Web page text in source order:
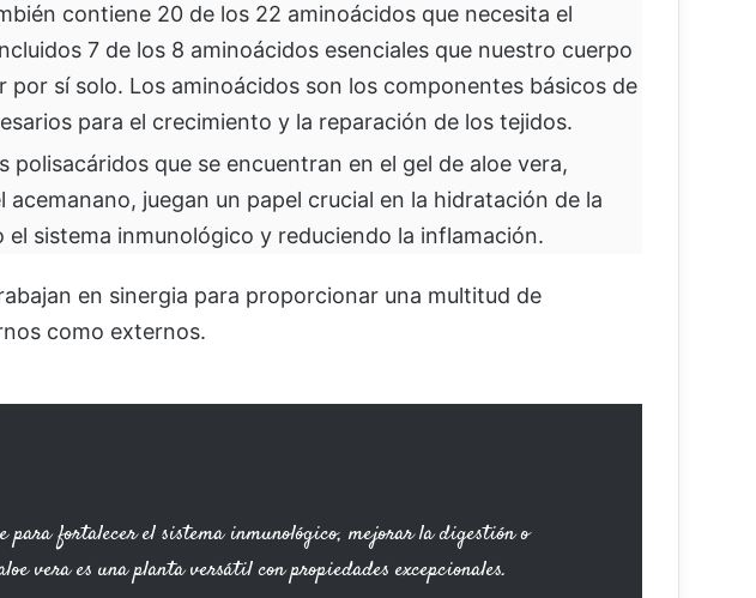
contiene 20 de los 22 aminoácidos que necesita el
7 de los 8 aminoácidos esenciales que nuestro cuerpo
por sí solo. Los aminoácidos son los componentes básicos de
para el crecimiento y la reparación de los tejidos.
polisacáridos que se encuentran en el gel de aloe vera,
acemanano, juegan un papel crucial en la hidratación de la
sistema inmunológico y reduciendo la inflamación.
en sinergia para proporcionar una multitud de
como externos.
para fortalecer el sistema inmunológico, mejorar la digestión o
vera es una planta versátil con propiedades excepcionales.